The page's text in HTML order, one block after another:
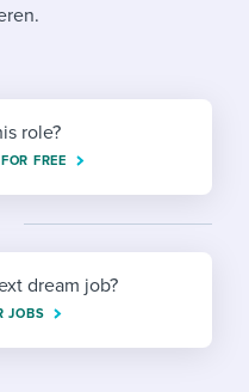
an employer brand
tutorials
life
resources
Start a free trial
role?
FREE
dream job?
JOBS